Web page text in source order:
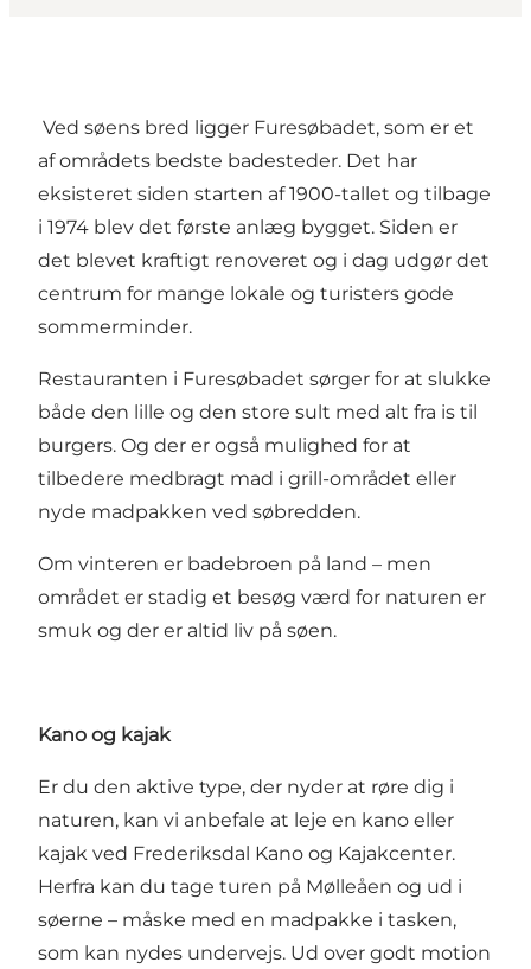
Ved søens bred ligger Furesøbadet, som er et
af områdets bedste badesteder. Det har
eksisteret siden starten af 1900-tallet og tilbage
i 1974 blev det første anlæg bygget. Siden er
det blevet kraftigt renoveret og i dag udgør det
centrum for mange lokale og turisters gode
sommerminder.
Restauranten i Furesøbadet sørger for at slukke
både den lille og den store sult med alt fra is til
burgers. Og der er også mulighed for at
tilbedere medbragt mad i grill-området eller
nyde madpakken ved søbredden.
Om vinteren er badebroen på land – men
området er stadig et besøg værd for naturen er
smuk og der er altid liv på søen.
Kano og kajak
Er du den aktive type, der nyder at røre dig i
naturen, kan vi anbefale at leje en kano eller
kajak ved Frederiksdal Kano og Kajakcenter.
Herfra kan du tage turen på Mølleåen og ud i
søerne – måske med en madpakke i tasken,
som kan nydes undervejs. Ud over godt motion